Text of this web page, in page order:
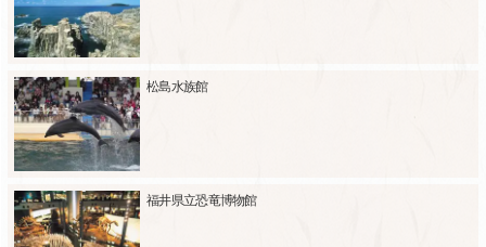
松島水族館
福井県立恐竜博物館